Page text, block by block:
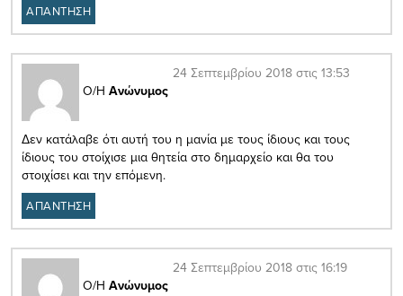
ΑΠΑΝΤΗΣΗ
Ο/Η Ανώνυμος
24 Σεπτεμβρίου 2018 στις 13:53
Δεν κατάλαβε ότι αυτή του η μανία με τους ίδιους και τους
ίδιους του στοίχισε μια θητεία στο δημαρχείο και θα του
στοιχίσει και την επόμενη.
ΑΠΑΝΤΗΣΗ
Ο/Η Ανώνυμος
24 Σεπτεμβρίου 2018 στις 16:19